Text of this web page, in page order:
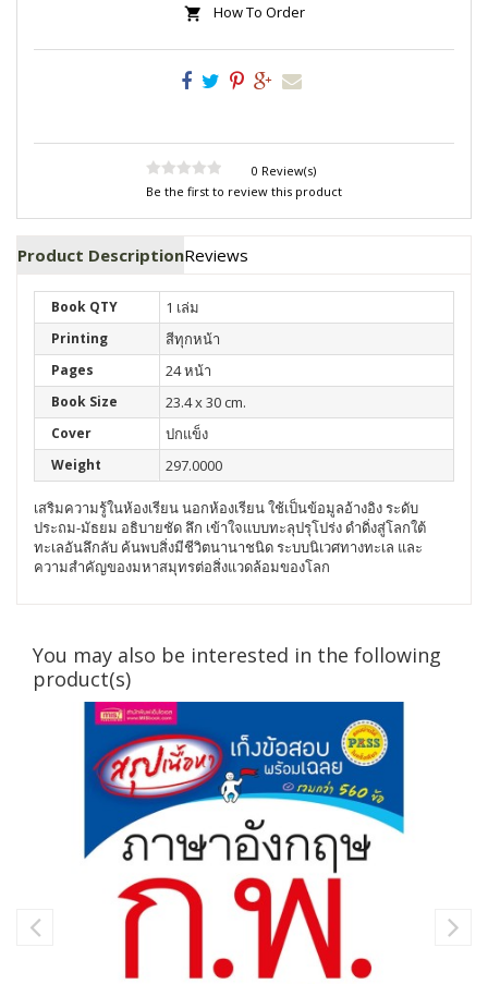
How To Order
0 Review(s)
Be the first to review this product
Product DescriptionReviews
Book QTY 1 เล่ม
Printing สีทุกหน้า
Pages 24 หน้า
Book Size 23.4 x 30 cm.
Cover ปกแข็ง
Weight 297.0000
เสริมความรู้ในห้องเรียน นอกห้องเรียน ใช้เป็นข้อมูลอ้างอิง ระดับ
ประถม-มัธยม อธิบายชัด ลึก เข้าใจแบบทะลุปรุโปร่ง ดำดิ่งสู่โลกใต้
ทะเลอันลึกลับ ค้นพบสิ่งมีชีวิตนานาชนิด ระบบนิเวศทางทะเล และ
ความสำคัญของมหาสมุทรต่อสิ่งแวดล้อมของโลก
You may also be interested in the following
product(s)